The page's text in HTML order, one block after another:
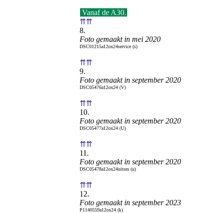
Vanaf de A30.
⇈⇈
8.
Foto gemaakt in mei 2020
DSC01215a12ox24service (s)
⇈⇈
9.
Foto gemaakt in september 2020
DSC05476a12ox24 (V)
⇈⇈
10.
Foto gemaakt in september 2020
DSC05477a12ox24 (U)
⇈⇈
11.
Foto gemaakt in september 2020
DSC05478a12ox24uitsm (u)
⇈⇈
12.
Foto gemaakt in september 2023
P1140559a12ox24 (k)